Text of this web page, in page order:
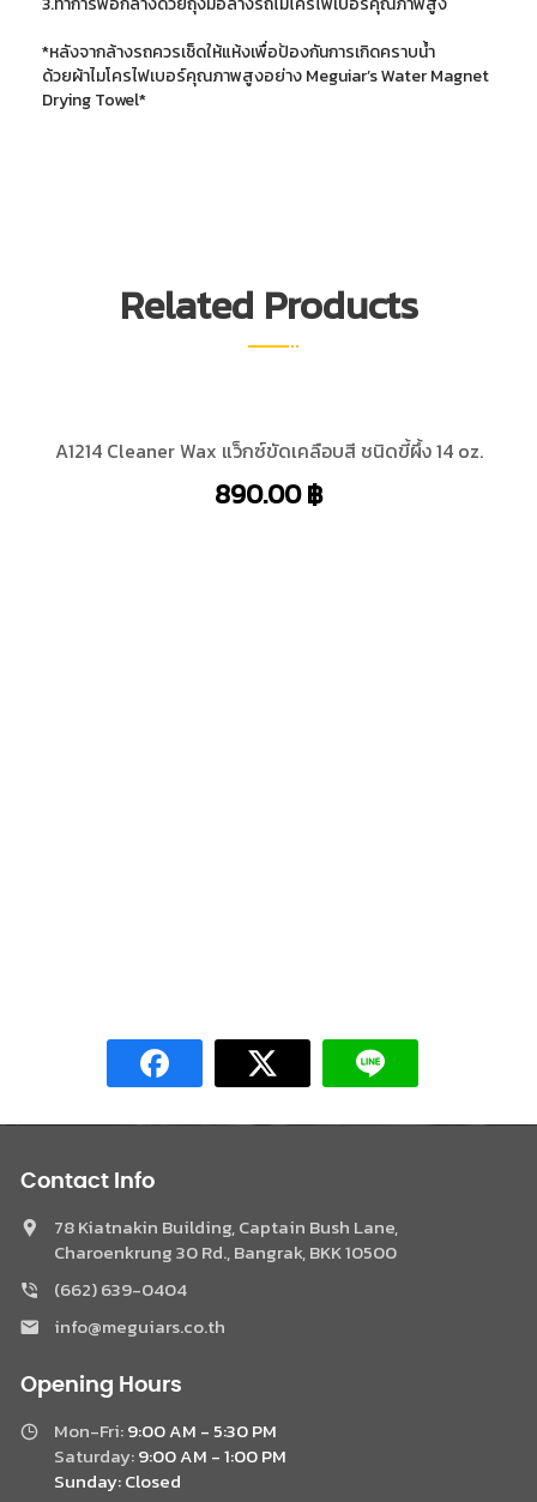
*หลังจากล้างรถควรเช็ดให้แห้งเพื่อป้องกันการเกิดคราบน้ำ
ด้วยผ้าไมโครไฟเบอร์คุณภาพสูงอย่าง Meguiar’s Water Magnet
Drying Towel*
Related Products
Contact Info
78 Kiatnakin Building, Captain Bush Lane,
Charoenkrung 30 Rd., Bangrak, BKK 10500
(662) 639-0404
info@meguiars.co.th
Opening Hours
Mon-Fri:9:00 AM - 5:30 PM
Saturday:9:00 AM - 1:00 PM
Sunday:Closed